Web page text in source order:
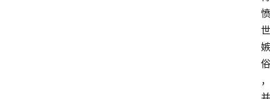
愤
世
嫉
俗
，